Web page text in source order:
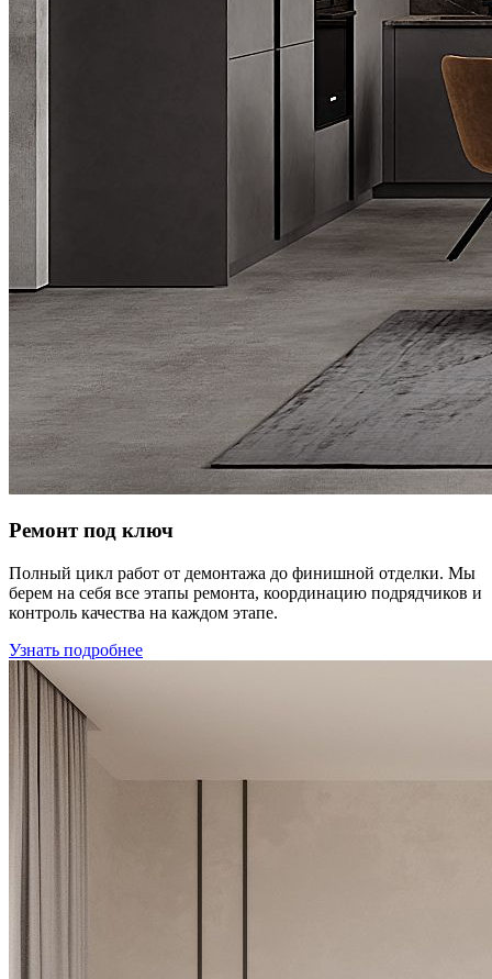
Ремонт под ключ
Полный цикл работ от демонтажа до финишной отделки. Мы
берем на себя все этапы ремонта, координацию подрядчиков и
контроль качества на каждом этапе.
Узнать подробнее